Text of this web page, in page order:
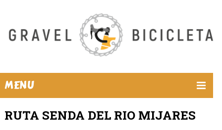
MENU
RUTA SENDA DEL RIO MIJARES